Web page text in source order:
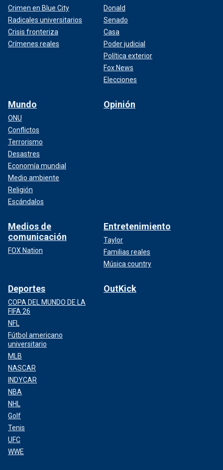
Crimen en Blue City
Radicales universitarios
Crisis fronteriza
Crímenes reales
Donald
Senado
Casa
Poder judicial
Política exterior
Fox News
Elecciones
Mundo
ONU
Conflictos
Terrorismo
Desastres
Economía mundial
Medio ambiente
Religión
Escándalos
Opinión
Medios de
comunicación
FOX Nation
Entretenimiento
Taylor
Familias reales
Música country
Deportes
COPA DEL MUNDO DE LA
FIFA 26
NFL
Fútbol americano
universitario
MLB
NASCAR
INDYCAR
NBA
NHL
Golf
Tenis
UFC
WWE
OutKick